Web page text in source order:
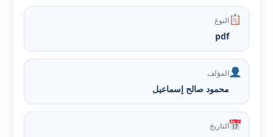
النوع
pdf
المؤلف
محمود صالح إسماعيل
التاريخ